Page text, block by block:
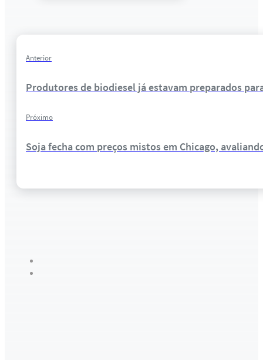
Anterior
Produtores de biodiesel já estavam preparados
Próximo
Soja fecha com preços mistos em Chicago,